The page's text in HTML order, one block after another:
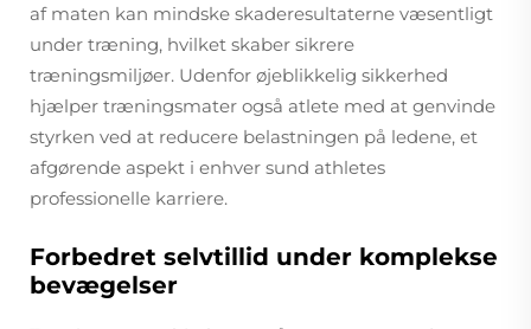
af maten kan mindske skaderesultaterne væsentligt
under træning, hvilket skaber sikrere
træningsmiljøer. Udenfor øjeblikkelig sikkerhed
hjælper træningsmater også atlete med at genvinde
styrken ved at reducere belastningen på ledene, et
afgørende aspekt i enhver sund athletes
professionelle karriere.
Forbedret selvtillid under komplekse
bevægelser